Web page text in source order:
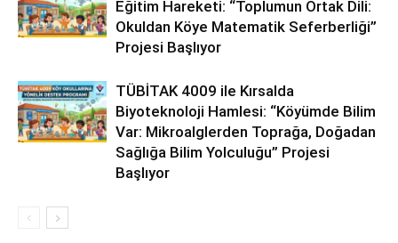
Eğitim Hareketi: “Toplumun Ortak Dili:
Okuldan Köye Matematik Seferberliği”
Projesi Başlıyor
TÜBİTAK 4009 ile Kırsalda
Biyoteknoloji Hamlesi: “Köyümde Bilim
Var: Mikroalglerden Toprağa, Doğadan
Sağlığa Bilim Yolculuğu” Projesi
Başlıyor